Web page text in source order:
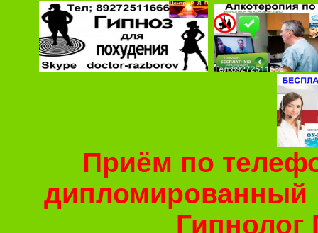
Приём по
дипломированный
Гипнолог